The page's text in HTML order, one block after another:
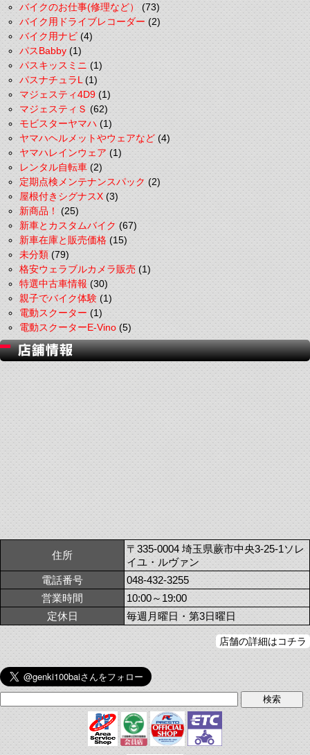
バイクのお仕事(修理など）(73)
バイク用ドライブレコーダー(2)
バイク用ナビ(4)
パスBabby(1)
パスキッスミニ(1)
パスナチュラL(1)
マジェスティ4D9(1)
マジェスティＳ(62)
モビスターヤマハ(1)
ヤマハヘルメットやウェアなど(4)
ヤマハレインウェア(1)
レンタル自転車(2)
定期点検メンテナンスパック(2)
屋根付きシグナスX(3)
新商品！(25)
新車とカスタムバイク(67)
新車在庫と販売価格(15)
未分類(79)
格安ウェラブルカメラ販売(1)
特選中古車情報(30)
親子でバイク体験(1)
電動スクーター(1)
電動スクーターE-Vino(5)
住所
〒335-0004 埼玉県蕨市中央3-25-1ソレ
イユ・ルヴァン
電話番号
048-432-3255
営業時間
10:00～19:00
定休日
毎週月曜日・第3日曜日
店舗の詳細はコチラ